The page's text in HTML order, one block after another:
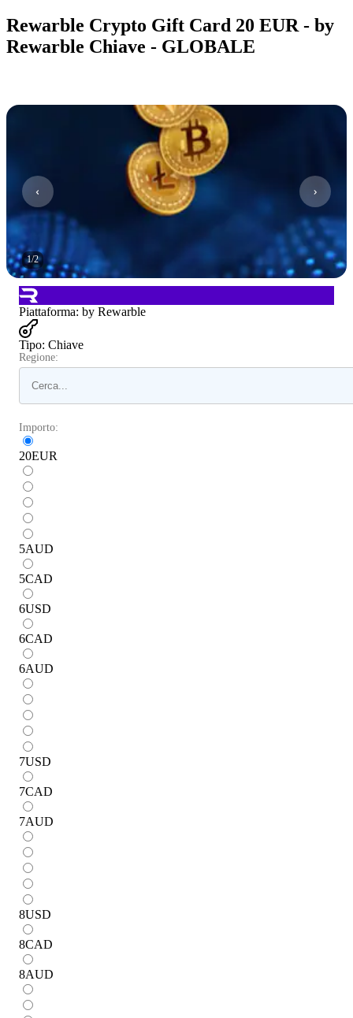
Rewarble Crypto Gift Card 20 EUR - by
Rewarble Chiave - GLOBALE
1/2
Piattaforma: by Rewarble
Tipo: Chiave
Regione:
Importo:
20EUR
5AUD
5CAD
6USD
6CAD
6AUD
7USD
7CAD
7AUD
8USD
8CAD
8AUD